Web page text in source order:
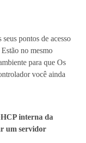
pontos de acesso
no mesmo
para que Os
você ainda
interna da
um servidor